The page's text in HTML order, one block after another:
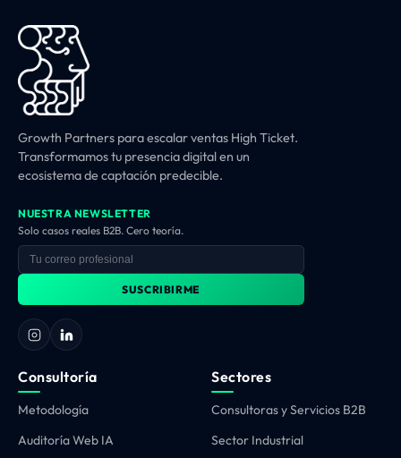
Growth Partners para escalar ventas High Ticket.
Transformamos tu presencia digital en un
ecosistema de captación predecible.
NUESTRA NEWSLETTER
Solo casos reales B2B. Cero teoría.
SUSCRIBIRME
Consultoría
Metodología
Auditoría Web IA
Sectores
Consultoras y Servicios B2B
Sector Industrial